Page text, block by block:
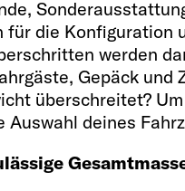
für die Konfiguration
werden
Gepäck
überschreitet?
Auswahl deines